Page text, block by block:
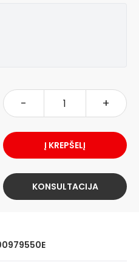
- +
Į KREPŠELĮ
KONSULTACIJA